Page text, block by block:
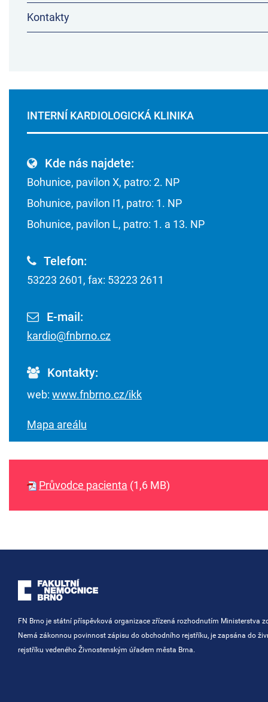
Kontakty
INTERNÍ KARDIOLOGICKÁ KLINIKA
Kde nás najdete:
Bohunice, pavilon X, patro: 2. NP
Bohunice, pavilon I1, patro: 1. NP
Bohunice, pavilon L, patro: 1. a 13. NP
Telefon:
53223 2601, fax: 53223 2611
E-mail:
kardio@fnbrno.cz
Kontakty:
web: www.fnbrno.cz/ikk
Mapa areálu
Průvodce pacienta (1,6 MB)
FN Brno je státní příspěvková organizace zřízená rozhodnutím Ministerstva
Nemá zákonnou povinnost zápisu do obchodního rejstříku, je zapsána do
rejstříku vedeného Živnostenským úřadem města Brna.